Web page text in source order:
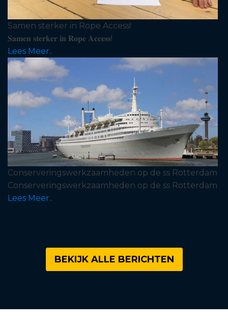
Samen sterker in Rope Access!
𝐒𝐚𝐦𝐞𝐧 𝐬𝐭𝐞𝐫𝐤𝐞𝐫 𝐢𝐧 𝐑𝐨𝐩𝐞 𝐀𝐜𝐜𝐞𝐬𝐬!
Lees Meer..
Conserveringswerkzaamheden op de ss Rotterdam
Conserveringswerkzaamheden op de ss Rotterdam
Lees Meer..
BEKIJK ALLE BERICHTEN